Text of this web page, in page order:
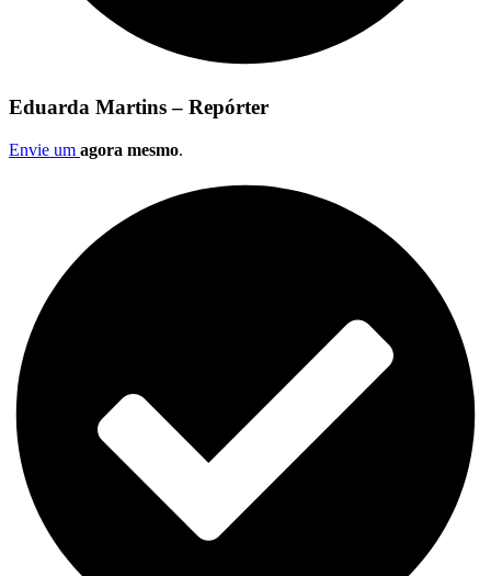
Eduarda Martins – Repórter
Envie um agora mesmo.